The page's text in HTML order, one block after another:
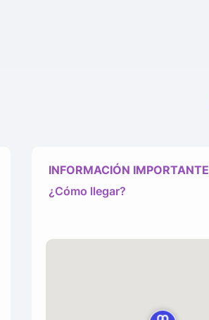
INFORMACIÓN IMPORTANTE
¿Cómo llegar?